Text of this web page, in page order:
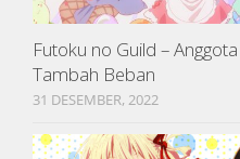
Futoku no Guild –
Tambah Beban
31 DESEMBER, 2022